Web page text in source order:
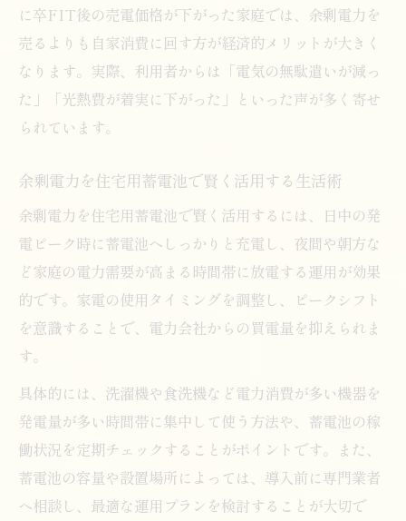
に卒FIT後の売電価格が下がった家庭では、余剰電力を
売るよりも自家消費に回す方が経済的メリットが大きく
なります。実際、利用者からは「電気の無駄遣いが減っ
た」「光熱費が着実に下がった」といった声が多く寄せ
られています。
余剰電力を住宅用蓄電池で賢く活用する生活術
余剰電力を住宅用蓄電池で賢く活用するには、日中の発
電ピーク時に蓄電池へしっかりと充電し、夜間や朝方な
ど家庭の電力需要が高まる時間帯に放電する運用が効果
的です。家電の使用タイミングを調整し、ピークシフト
を意識することで、電力会社からの買電量を抑えられま
す。
具体的には、洗濯機や食洗機など電力消費が多い機器を
発電量が多い時間帯に集中して使う方法や、蓄電池の稼
働状況を定期チェックすることがポイントです。また、
蓄電池の容量や設置場所によっては、導入前に専門業者
へ相談し、最適な運用プランを検討することが大切で